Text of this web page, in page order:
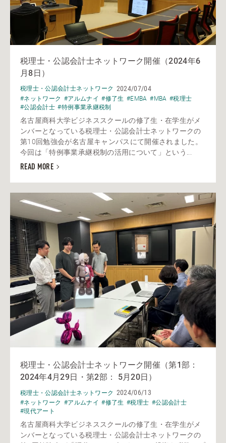
税理士・公認会計士ネットワーク開催（2024年6
月8日）
税理士・公認会計士ネットワーク 2024/07/04
#ネットワーク #アルムナイ #修了生 #EMBA #MBA #税理士
#公認会計士 #特例事業承継税制
名古屋商科大学ビジネススクールの修了生・在学生がメ
ンバーとなっている税理士・公認会計士ネットワークの
第10回勉強会が名古屋キャンパスにて開催されました。
今回は「特例事業承継税制の活用について」という...
READ MORE
税理士・公認会計士ネットワーク開催（第1部：
2024年4月29日・第2部： 5月20日）
税理士・公認会計士ネットワーク 2024/06/13
#ネットワーク #アルムナイ #修了生 #税理士 #公認会計士
#現代アート
名古屋商科大学ビジネススクールの修了生・在学生がメ
ンバーとなっている税理士・公認会計士ネットワークの